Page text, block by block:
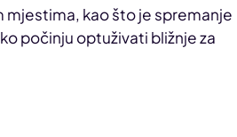
kao što je spremanje
počinju optuživati bližnje za